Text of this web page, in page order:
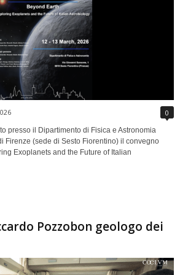
0
presso il Dipartimento di Fisica e Astronomia
Firenze (sede di Sesto Fiorentino) il convegno
Exoplanets and the Future of Italian
Pozzobon geologo dei